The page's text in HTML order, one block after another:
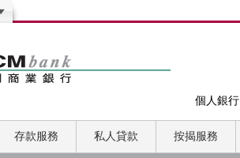
個人銀行
存款服務 私人貸款 按揭服務